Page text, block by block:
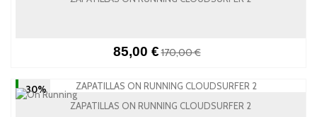
85,00 €170,00 €
-30%
ZAPATILLAS ON RUNNING CLOUDSURFER 2